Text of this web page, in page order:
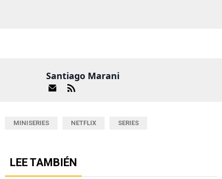
Santiago Marani
MINISERIES NETFLIX SERIES
LEE TAMBIÉN